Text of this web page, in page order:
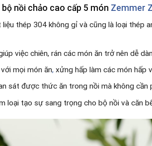
nồi chảo cao cấp 5 món Zemmer
thép 304 không gỉ và cũng là loại thép
việc chiên, rán các món ăn trở nên dễ
mọi món ăn, xửng hấp làm các món hấp
sát được thức ăn trong nồi mà không cần
loại tạo sự sang trọng cho bộ nồi và căn